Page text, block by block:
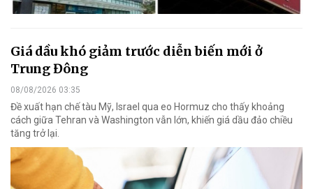
Giá dầu khó giảm trước diễn biến mới ở
Trung Đông
08/08/2026 03:35
Đề xuất hạn chế tàu Mỹ, Israel qua eo Hormuz cho thấy khoảng
cách giữa Tehran và Washington vẫn lớn, khiến giá dầu đảo chiều
tăng trở lại.